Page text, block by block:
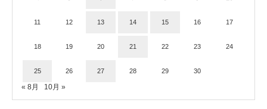
11 12 13 14 15 16 17
18 19 20 21 22 23 24
25 26 27 28 29 30
« 8月 10月 »